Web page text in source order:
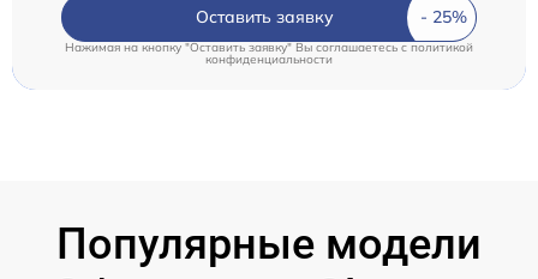
Оставить заявку
Нажимая на кнопку "Оставить заявку" Вы соглашаетесь c политикой
конфиденциальности
Популярные модели